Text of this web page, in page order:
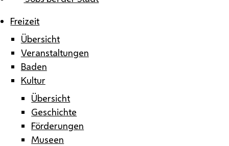
Freizeit
Übersicht
Veranstaltungen
Baden
Kultur
Übersicht
Geschichte
Förderungen
Museen